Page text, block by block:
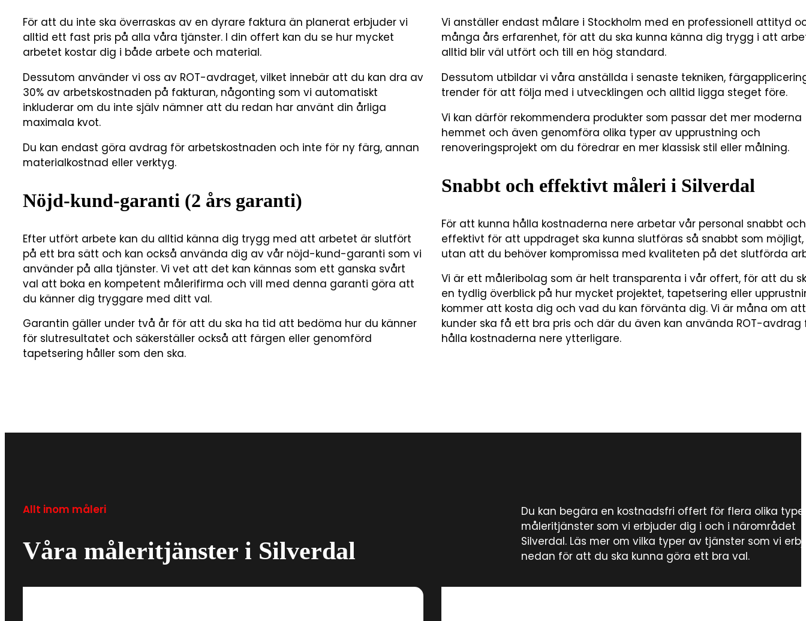
För att du inte ska överraskas av en dyrare faktura än planerat erbjuder vi
alltid ett fast pris på alla våra tjänster. I din offert kan du se hur mycket
arbetet kostar dig i både arbete och material.
Dessutom använder vi oss av ROT-avdraget, vilket innebär att du kan dra av
30% av arbetskostnaden på fakturan, någonting som vi automatiskt
inkluderar om du inte själv nämner att du redan har använt din årliga
maximala kvot.
Du kan endast göra avdrag för arbetskostnaden och inte för ny färg, annan
materialkostnad eller verktyg.
Nöjd-kund-garanti (2 års garanti)
Efter utfört arbete kan du alltid känna dig trygg med att arbetet är slutfört
på ett bra sätt och kan också använda dig av vår nöjd-kund-garanti som vi
använder på alla tjänster. Vi vet att det kan kännas som ett ganska svårt
val att boka en kompetent målerifirma och vill med denna garanti göra att
du känner dig tryggare med ditt val.
Garantin gäller under två år för att du ska ha tid att bedöma hur du känner
för slutresultatet och säkerställer också att färgen eller genomförd
tapetsering håller som den ska.
Vi anställer endast målare i Stockholm med en professionell attityd
många års erfarenhet, för att du ska kunna känna dig trygg i att
alltid blir väl utfört och till en hög standard.
Dessutom utbildar vi våra anställda i senaste tekniken,
trender för att följa med i utvecklingen och alltid ligga steget före.
Vi kan därför rekommendera produkter som passar det mer moderna
hemmet och även genomföra olika typer av upprustning och
renoveringsprojekt om du föredrar en mer klassisk stil eller målning.
Snabbt och effektivt måleri i Silverdal
För att kunna hålla kostnaderna nere arbetar vår personal snabbt och
effektivt för att uppdraget ska kunna slutföras så snabbt som
utan att du behöver kompromissa med kvaliteten på det slutförda
Vi är ett måleribolag som är helt transparenta i vår offert, för att du
en tydlig överblick på hur mycket projektet, tapetsering eller
kommer att kosta dig och vad du kan förvänta dig. Vi är måna om
kunder ska få ett bra pris och där du även kan använda ROT-
hålla kostnaderna nere ytterligare.
Allt inom måleri
Våra måleritjänster i Silverdal
Du kan begära en kostnadsfri offert för flera olika
måleritjänster som vi erbjuder dig i och i närområdet
Silverdal. Läs mer om vilka typer av tjänster som vi
nedan för att du ska kunna göra ett bra val.